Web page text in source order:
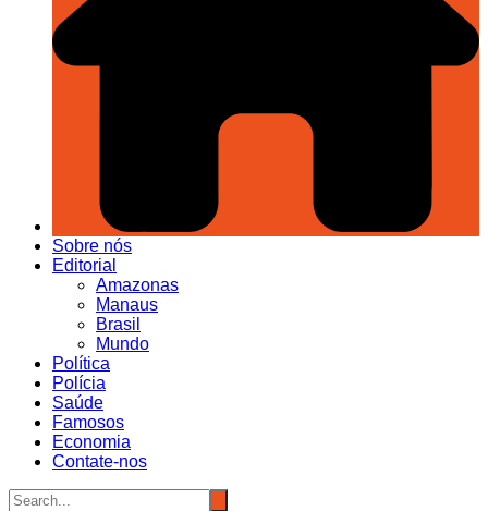
Sobre nós
Editorial
Amazonas
Manaus
Brasil
Mundo
Política
Polícia
Saúde
Famosos
Economia
Contate-nos